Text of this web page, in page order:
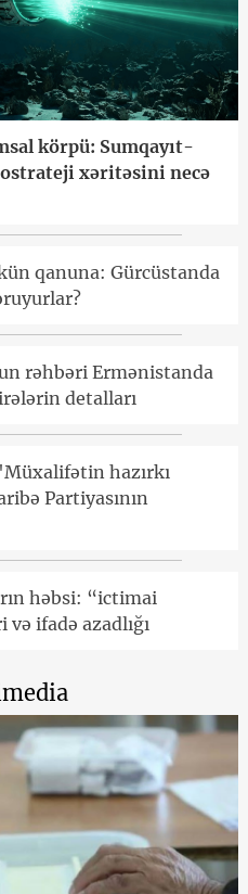
körpü: Sumqayıt-
xəritəsini necə
qanuna: Gürcüstanda
rəhbəri Ermənistanda
detalları
hazırkı
Partiyasının
həbsi: “ictimai
ifadə azadlığı